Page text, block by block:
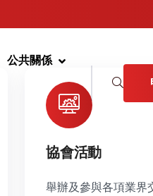
公共關係
協會活動
舉辦及參與各項業界